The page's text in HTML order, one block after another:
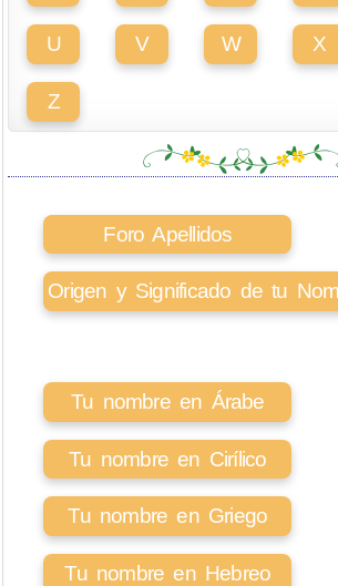
U V W X
Z
Foro Apellidos
Origen y Significado de tu
Tu nombre en Árabe
Tu nombre en Cirílico
Tu nombre en Griego
Tu nombre en Hebreo